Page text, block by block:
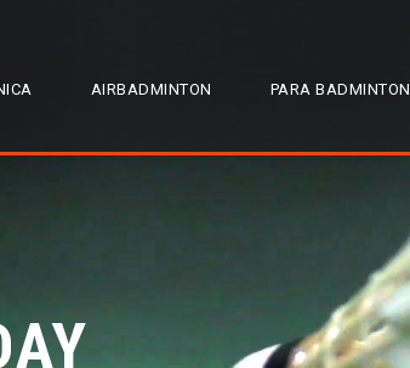
AIRBADMINTON PARA BADMINTON